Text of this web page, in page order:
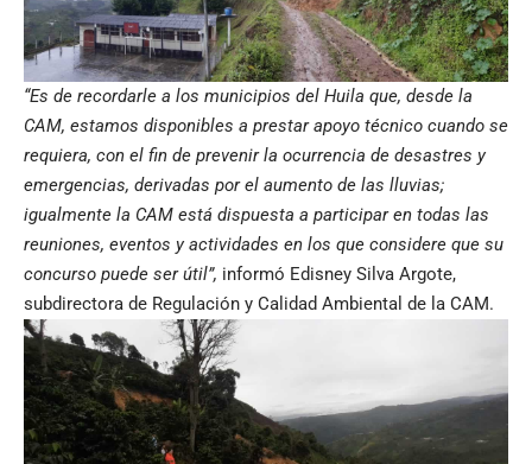
“Es de recordarle a los municipios del Huila que, desde la
CAM, estamos disponibles a prestar apoyo técnico cuando se
requiera, con el fin de prevenir la ocurrencia de desastres y
emergencias, derivadas por el aumento de las lluvias;
igualmente la CAM está dispuesta a participar en todas las
reuniones, eventos y actividades en los que considere que su
concurso puede ser útil”, informó Edisney Silva Argote,
subdirectora de Regulación y Calidad Ambiental de la CAM.